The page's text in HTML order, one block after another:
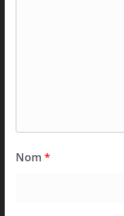
Nom *